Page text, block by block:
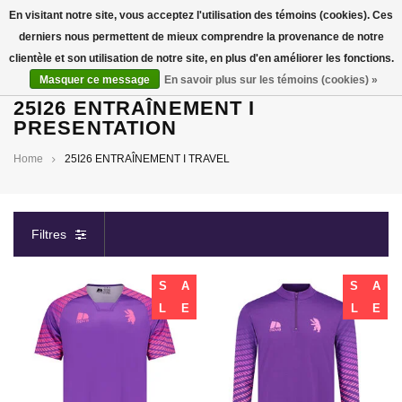
0
25I26 ENTRAÎNEMENT I
PRESENTATION
Home 25I26 ENTRAÎNEMENT I TRAVEL
Filtres
S
A
L
E
S
A
L
E
En visitant notre site, vous acceptez l'utilisation des témoins (cookies). Ces
derniers nous permettent de mieux comprendre la provenance de notre
clientèle et son utilisation de notre site, en plus d'en améliorer les fonctions.
Masquer ce message
En savoir plus sur les témoins (cookies) »